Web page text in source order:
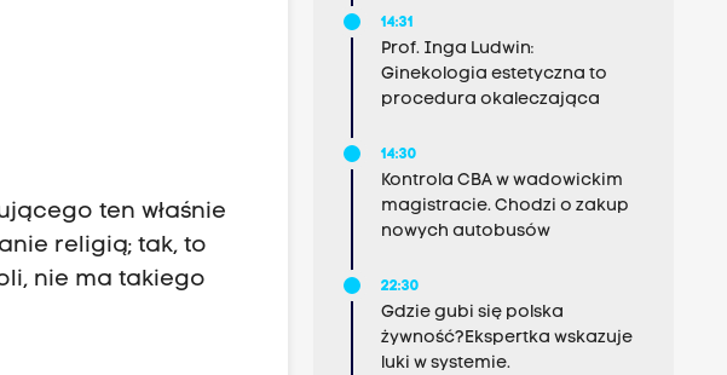
ten właśnie
religią; tak, to
nie ma takiego
14:31
Prof. Inga Ludwin:
Ginekologia estetyczna to
procedura okaleczająca
14:30
Kontrola CBA w wadowickim
magistracie. Chodzi o zakup
nowych autobusów
22:30
Gdzie gubi się polska
żywność?Ekspertka wskazuje
luki w systemie.